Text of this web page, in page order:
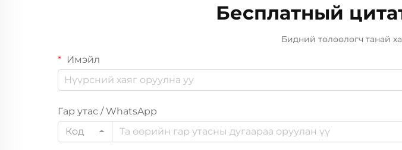
Бесплатный
Бидний төлөөлөгч танай
Имэйл
Гар утас / WhatsApp
Код